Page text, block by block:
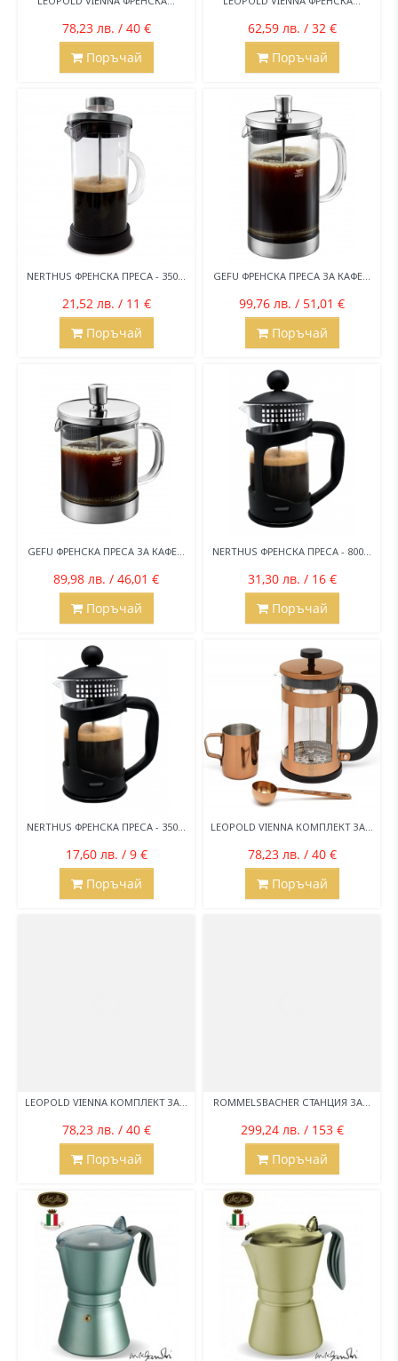
78,23 лв. / 40 €
Поръчай
62,59 лв. / 32 €
Поръчай
NERTHUS ФРЕНСКА ПРЕСА - 350...
21,52 лв. / 11 €
Поръчай
GEFU ФРЕНСКА ПРЕСА ЗА КАФЕ...
99,76 лв. / 51,01 €
Поръчай
GEFU ФРЕНСКА ПРЕСА ЗА КАФЕ...
89,98 лв. / 46,01 €
Поръчай
NERTHUS ФРЕНСКА ПРЕСА - 800...
31,30 лв. / 16 €
Поръчай
NERTHUS ФРЕНСКА ПРЕСА - 350...
17,60 лв. / 9 €
Поръчай
LEOPOLD VIENNA КОМПЛЕКТ ЗА...
78,23 лв. / 40 €
Поръчай
LEOPOLD VIENNA КОМПЛЕКТ ЗА...
78,23 лв. / 40 €
Поръчай
ROMMELSBACHER СТАНЦИЯ ЗА...
299,24 лв. / 153 €
Поръчай